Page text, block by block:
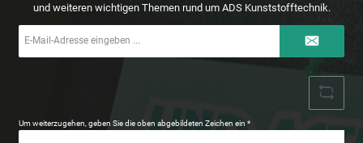
und weiteren wichtigen Themen rund um ADS Kunststofftechnik.
Mail-
Um weiterzugehen, geben Sie die oben abgebildeten Zeichen ein*